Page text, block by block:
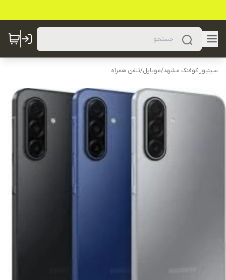
سینیور کوفنگ مشهد/موبایل/تلفن همراه